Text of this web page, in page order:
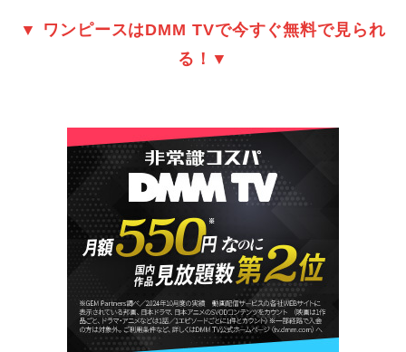
▼ ワンピースはDMM TVで今すぐ無料で見られ
る！▼